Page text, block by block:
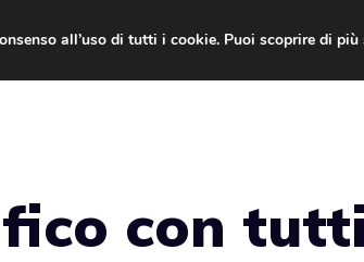
con
all’uso di tutti i cookie. Puoi scoprire di